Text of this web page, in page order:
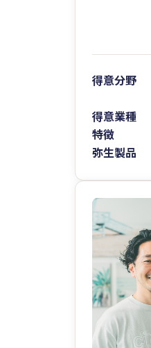
得意分野
得意業種
特徴
弥生製品